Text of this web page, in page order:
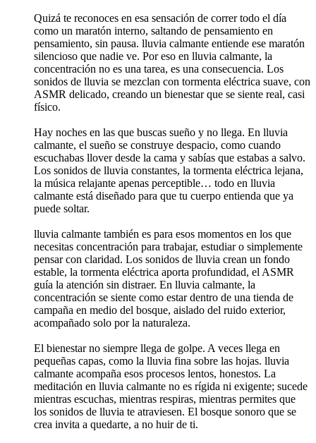
Quizá te reconoces en esa sensación de correr todo el día
como un maratón interno, saltando de pensamiento en
pensamiento, sin pausa. lluvia calmante entiende ese maratón
silencioso que nadie ve. Por eso en lluvia calmante, la
concentración no es una tarea, es una consecuencia. Los
sonidos de lluvia se mezclan con tormenta eléctrica suave, con
ASMR delicado, creando un bienestar que se siente real, casi
físico.
Hay noches en las que buscas sueño y no llega. En lluvia
calmante, el sueño se construye despacio, como cuando
escuchabas llover desde la cama y sabías que estabas a salvo.
Los sonidos de lluvia constantes, la tormenta eléctrica lejana,
la música relajante apenas perceptible… todo en lluvia
calmante está diseñado para que tu cuerpo entienda que ya
puede soltar.
lluvia calmante también es para esos momentos en los que
necesitas concentración para trabajar, estudiar o simplemente
pensar con claridad. Los sonidos de lluvia crean un fondo
estable, la tormenta eléctrica aporta profundidad, el ASMR
guía la atención sin distraer. En lluvia calmante, la
concentración se siente como estar dentro de una tienda de
campaña en medio del bosque, aislado del ruido exterior,
acompañado solo por la naturaleza.
El bienestar no siempre llega de golpe. A veces llega en
pequeñas capas, como la lluvia fina sobre las hojas. lluvia
calmante acompaña esos procesos lentos, honestos. La
meditación en lluvia calmante no es rígida ni exigente; sucede
mientras escuchas, mientras respiras, mientras permites que
los sonidos de lluvia te atraviesen. El bosque sonoro que se
crea invita a quedarte, a no huir de ti.